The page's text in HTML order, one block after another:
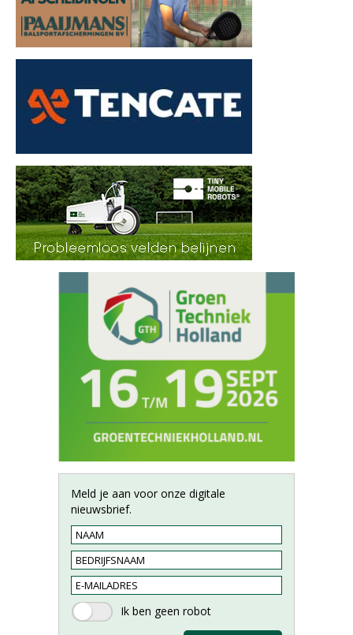
Meld je aan voor onze digitale
nieuwsbrief.